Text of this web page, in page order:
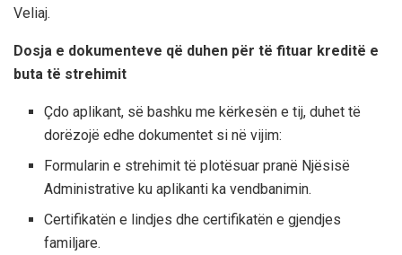
Veliaj.
Dosja e dokumenteve që duhen për të fituar kreditë e
buta të strehimit
Çdo aplikant, së bashku me kërkesën e tij, duhet të
dorëzojë edhe dokumentet si në vijim:
Formularin e strehimit të plotësuar pranë Njësisë
Administrative ku aplikanti ka vendbanimin.
Certifikatën e lindjes dhe certifikatën e gjendjes
familjare.